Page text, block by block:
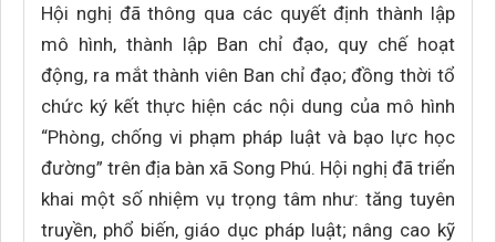
Hội nghị đã thông qua các quyết định thành lập
mô hình, thành lập Ban chỉ đạo, quy chế hoạt
động, ra mắt thành viên Ban chỉ đạo; đồng thời tổ
chức ký kết thực hiện các nội dung của mô hình
“Phòng, chống vi phạm pháp luật và bạo lực học
đường” trên địa bàn xã Song Phú. Hội nghị đã triển
khai một số nhiệm vụ trọng tâm như: tăng tuyên
truyền, phổ biến, giáo dục pháp luật; nâng cao kỹ